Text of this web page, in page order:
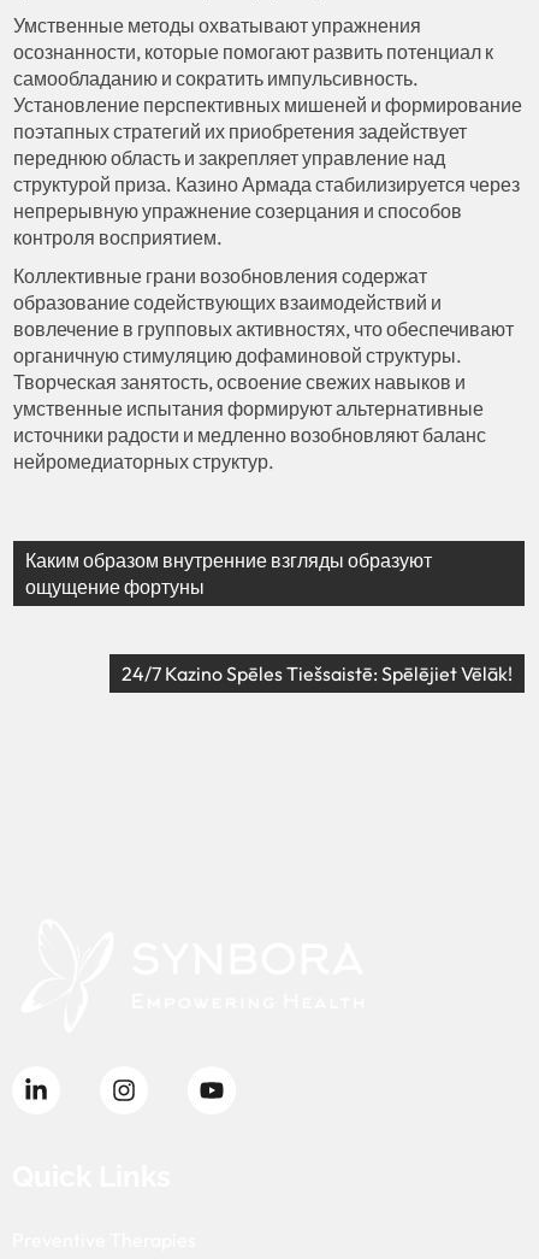
Умственные методы охватывают упражнения
осознанности, которые помогают развить потенциал к
самообладанию и сократить импульсивность.
Установление перспективных мишеней и формирование
поэтапных стратегий их приобретения задействует
переднюю область и закрепляет управление над
структурой приза. Казино Армада стабилизируется через
непрерывную упражнение созерцания и способов
контроля восприятием.
Коллективные грани возобновления содержат
образование содействующих взаимодействий и
вовлечение в групповых активностях, что обеспечивают
органичную стимуляцию дофаминовой структуры.
Творческая занятость, освоение свежих навыков и
умственные испытания формируют альтернативные
источники радости и медленно возобновляют баланс
нейромедиаторных структур.
Каким образом внутренние взгляды образуют
ощущение фортуны
24/7 Kazino Spēles Tiešsaistē: Spēlējiet Vēlāk!